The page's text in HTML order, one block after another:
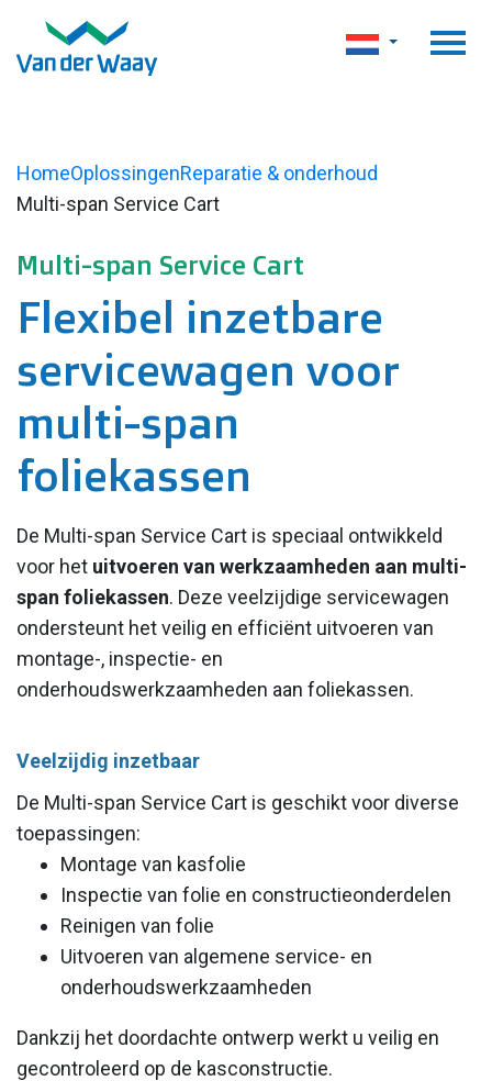
HomeOplossingenReparatie & onderhoud
Multi-span Service Cart
Multi-span Service Cart
Flexibel inzetbare
servicewagen voor
multi-span
foliekassen
De Multi-span Service Cart is speciaal ontwikkeld
voor het uitvoeren van werkzaamheden aan multi-
span foliekassen. Deze veelzijdige servicewagen
ondersteunt het veilig en efficiënt uitvoeren van
montage-, inspectie- en
onderhoudswerkzaamheden aan foliekassen.
Veelzijdig inzetbaar
De Multi-span Service Cart is geschikt voor diverse
toepassingen:
Montage van kasfolie
Inspectie van folie en constructieonderdelen
Reinigen van folie
Uitvoeren van algemene service- en
onderhoudswerkzaamheden
Dankzij het doordachte ontwerp werkt u veilig en
gecontroleerd op de kasconstructie.